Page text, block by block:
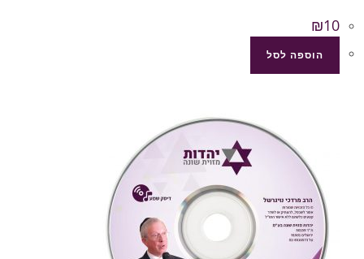
₪10
הוספה לסל